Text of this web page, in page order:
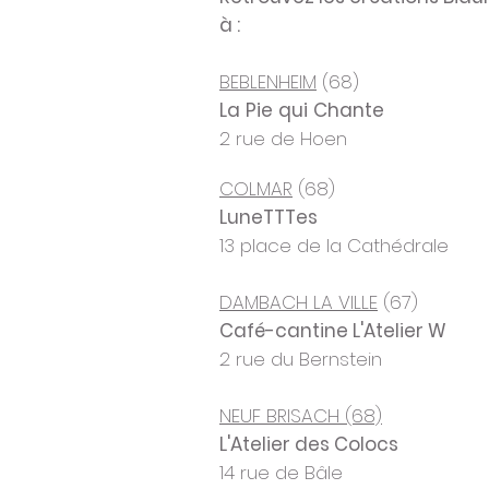
à :
BEBLENHEIM (68)
La Pie qui Chante
2 rue de Hoen
COLMAR (68)
LuneTTTes
13 place de la Cathédrale
DAMBACH LA VILLE (67)
Café-cantine L'Atelier W
2 rue du Bernstein
NEUF BRISACH (68)
L'Atelier des Colocs
14 rue de Bâle